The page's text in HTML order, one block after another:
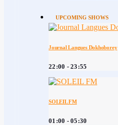
UPCOMING SHOWS
Journal Langues Dokhoborey
22:00 - 23:55
SOLEIL FM
01:00 - 05:30